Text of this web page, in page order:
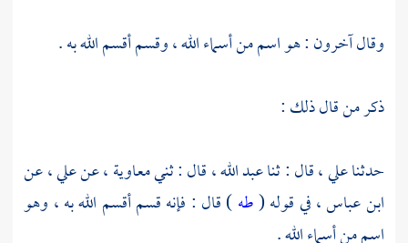
وقال آخرون : هو اسم من أسماء الله ، وقسم أقسم الله به .
ذكر من قال ذلك :
حدثناعلي ،قال : ثناعبد الله ،قال : ثنيمعاوية ،عنعلي ،عن
ابن عباس ،في قوله (طه) قال : فإنه قسم أقسم الله به ، وهو
اسم من أسماء الله .